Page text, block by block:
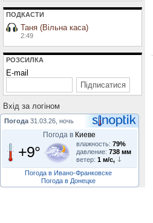
ПОДКАСТИ
Таня (Вільна каса)
2:49
РОЗСИЛКА
E-mail
Вхiд за логiном
Погода 31.03.26, ночь
Погода в Киеве
+9° влажность: 79%
давление: 738 мм
ветер: 1 м/с,
Погода в Ивано-Франковске
Погода в Донецке